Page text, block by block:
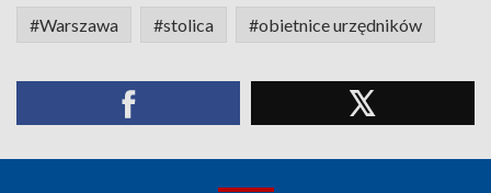
#Warszawa #stolica #obietnice urzędników